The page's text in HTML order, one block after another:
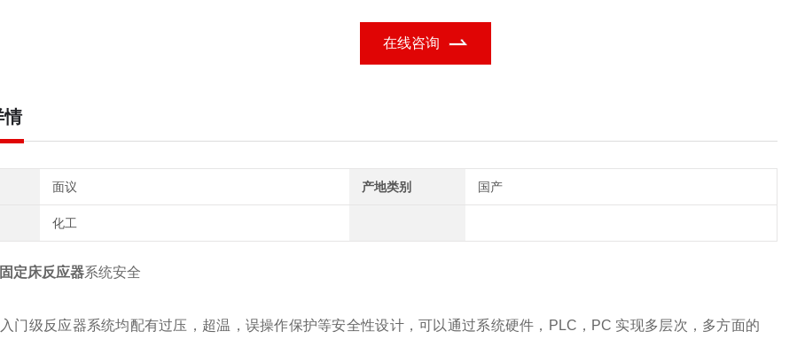
在线咨询
情
面议 产地类别 国产
化工
定床反应器系统安全
级反应器系统均配有过压，超温，误操作保护等安全性设计，可以通过系统硬件，PLC，PC 实现多层次，多方面的